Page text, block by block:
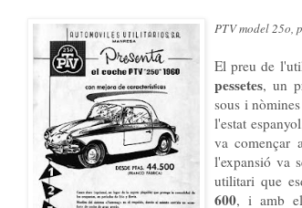
PTV model 25o,
El preu de
pessetes, un
sous i
l'estat
va començar
l'expansió va
utilitari que
600, i amb